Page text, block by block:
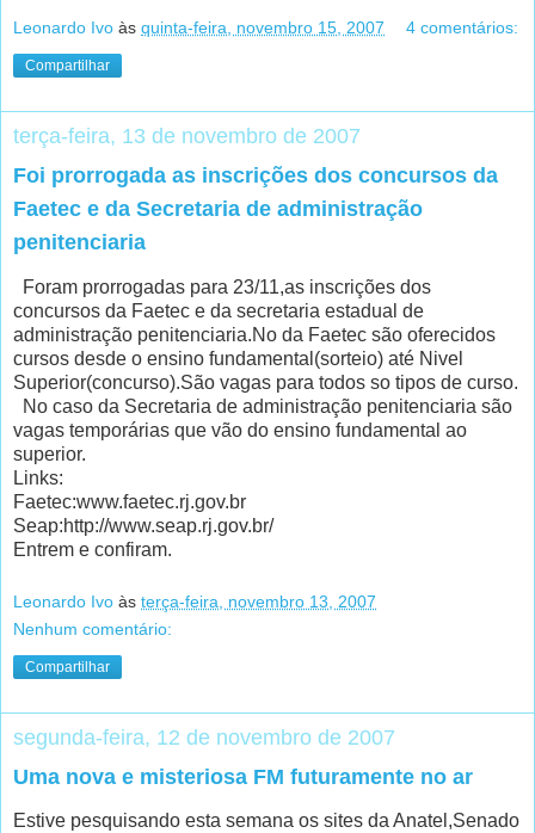
Leonardo Ivo às quinta-feira, novembro 15, 2007 4 comentários:
Compartilhar
terça-feira, 13 de novembro de 2007
Foi prorrogada as inscrições dos concursos da
Faetec e da Secretaria de administração
penitenciaria
Foram prorrogadas para 23/11,as inscrições dos
concursos da Faetec e da secretaria estadual de
administração penitenciaria.No da Faetec são oferecidos
cursos desde o ensino fundamental(sorteio) até Nivel
Superior(concurso).São vagas para todos so tipos de curso.
No caso da Secretaria de administração penitenciaria são
vagas temporárias que vão do ensino fundamental ao
superior.
Links:
Faetec:www.faetec.rj.gov.br
Seap:http://www.seap.rj.gov.br/
Entrem e confiram.
Leonardo Ivo às terça-feira, novembro 13, 2007
Nenhum comentário:
Compartilhar
segunda-feira, 12 de novembro de 2007
Uma nova e misteriosa FM futuramente no ar
Estive pesquisando esta semana os sites da Anatel,Senado